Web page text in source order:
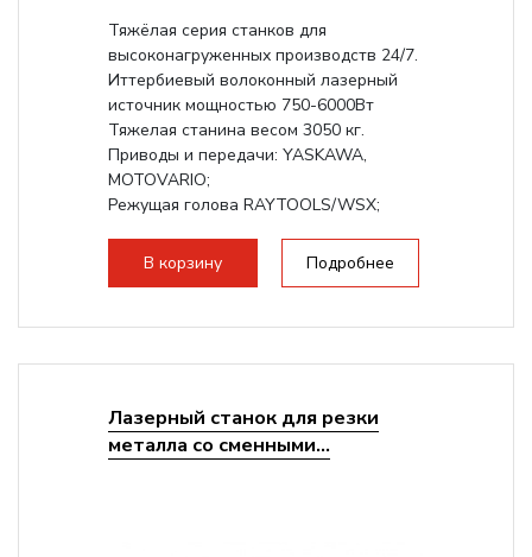
Тяжёлая серия станков для
высоконагруженных производств 24/7.
Иттербиевый волоконный лазерный
источник мощностью 750-6000Вт
Тяжелая станина весом 3050 кг.
Приводы и передачи: YASKAWA,
MOTOVARIO;
Режущая голова RAYTOOLS/WSX;
В корзину Подробнее
Лазерный станок для резки
металла со сменными...